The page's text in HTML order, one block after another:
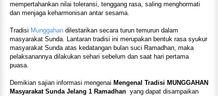
mempertahankan nilai toleransi, tenggang rasa, saling menghormati
dan menjaga keharmonisan antar sesama.
Tradisi Munggahan dilestarikan secara turun temurun dalam
masyarakat Sunda. Lantaran tradisi ini merupakan bentuk rasa syukur
masyarakat Sunda atas kedatangan bulan suci Ramadhan, maka
pelaksanannya dilakukan sehari sebelum dan saat hari pertama
puasa.
Demikian sajian informasi mengenai Mengenal Tradisi MUNGGAHAN
Masyarakat Sunda Jelang 1 Ramadhan yang dapat disampaikan